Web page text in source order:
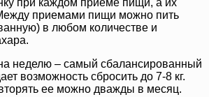
при каждом приеме пищи, а их
приемами пищи можно пить
в любом количестве и
неделю – самый сбалансированный
возможность сбросить до 7-8 кг.
ее можно дважды в месяц.